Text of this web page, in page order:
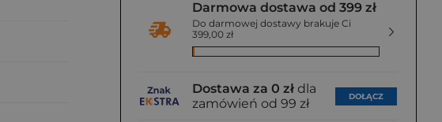
Darmowa dostawa od 399 zł
Do darmowej dostawy brakuje Ci
399,00 zł
Dostawa za 0 zł dla
zamówień od 99 zł
DOŁĄCZ